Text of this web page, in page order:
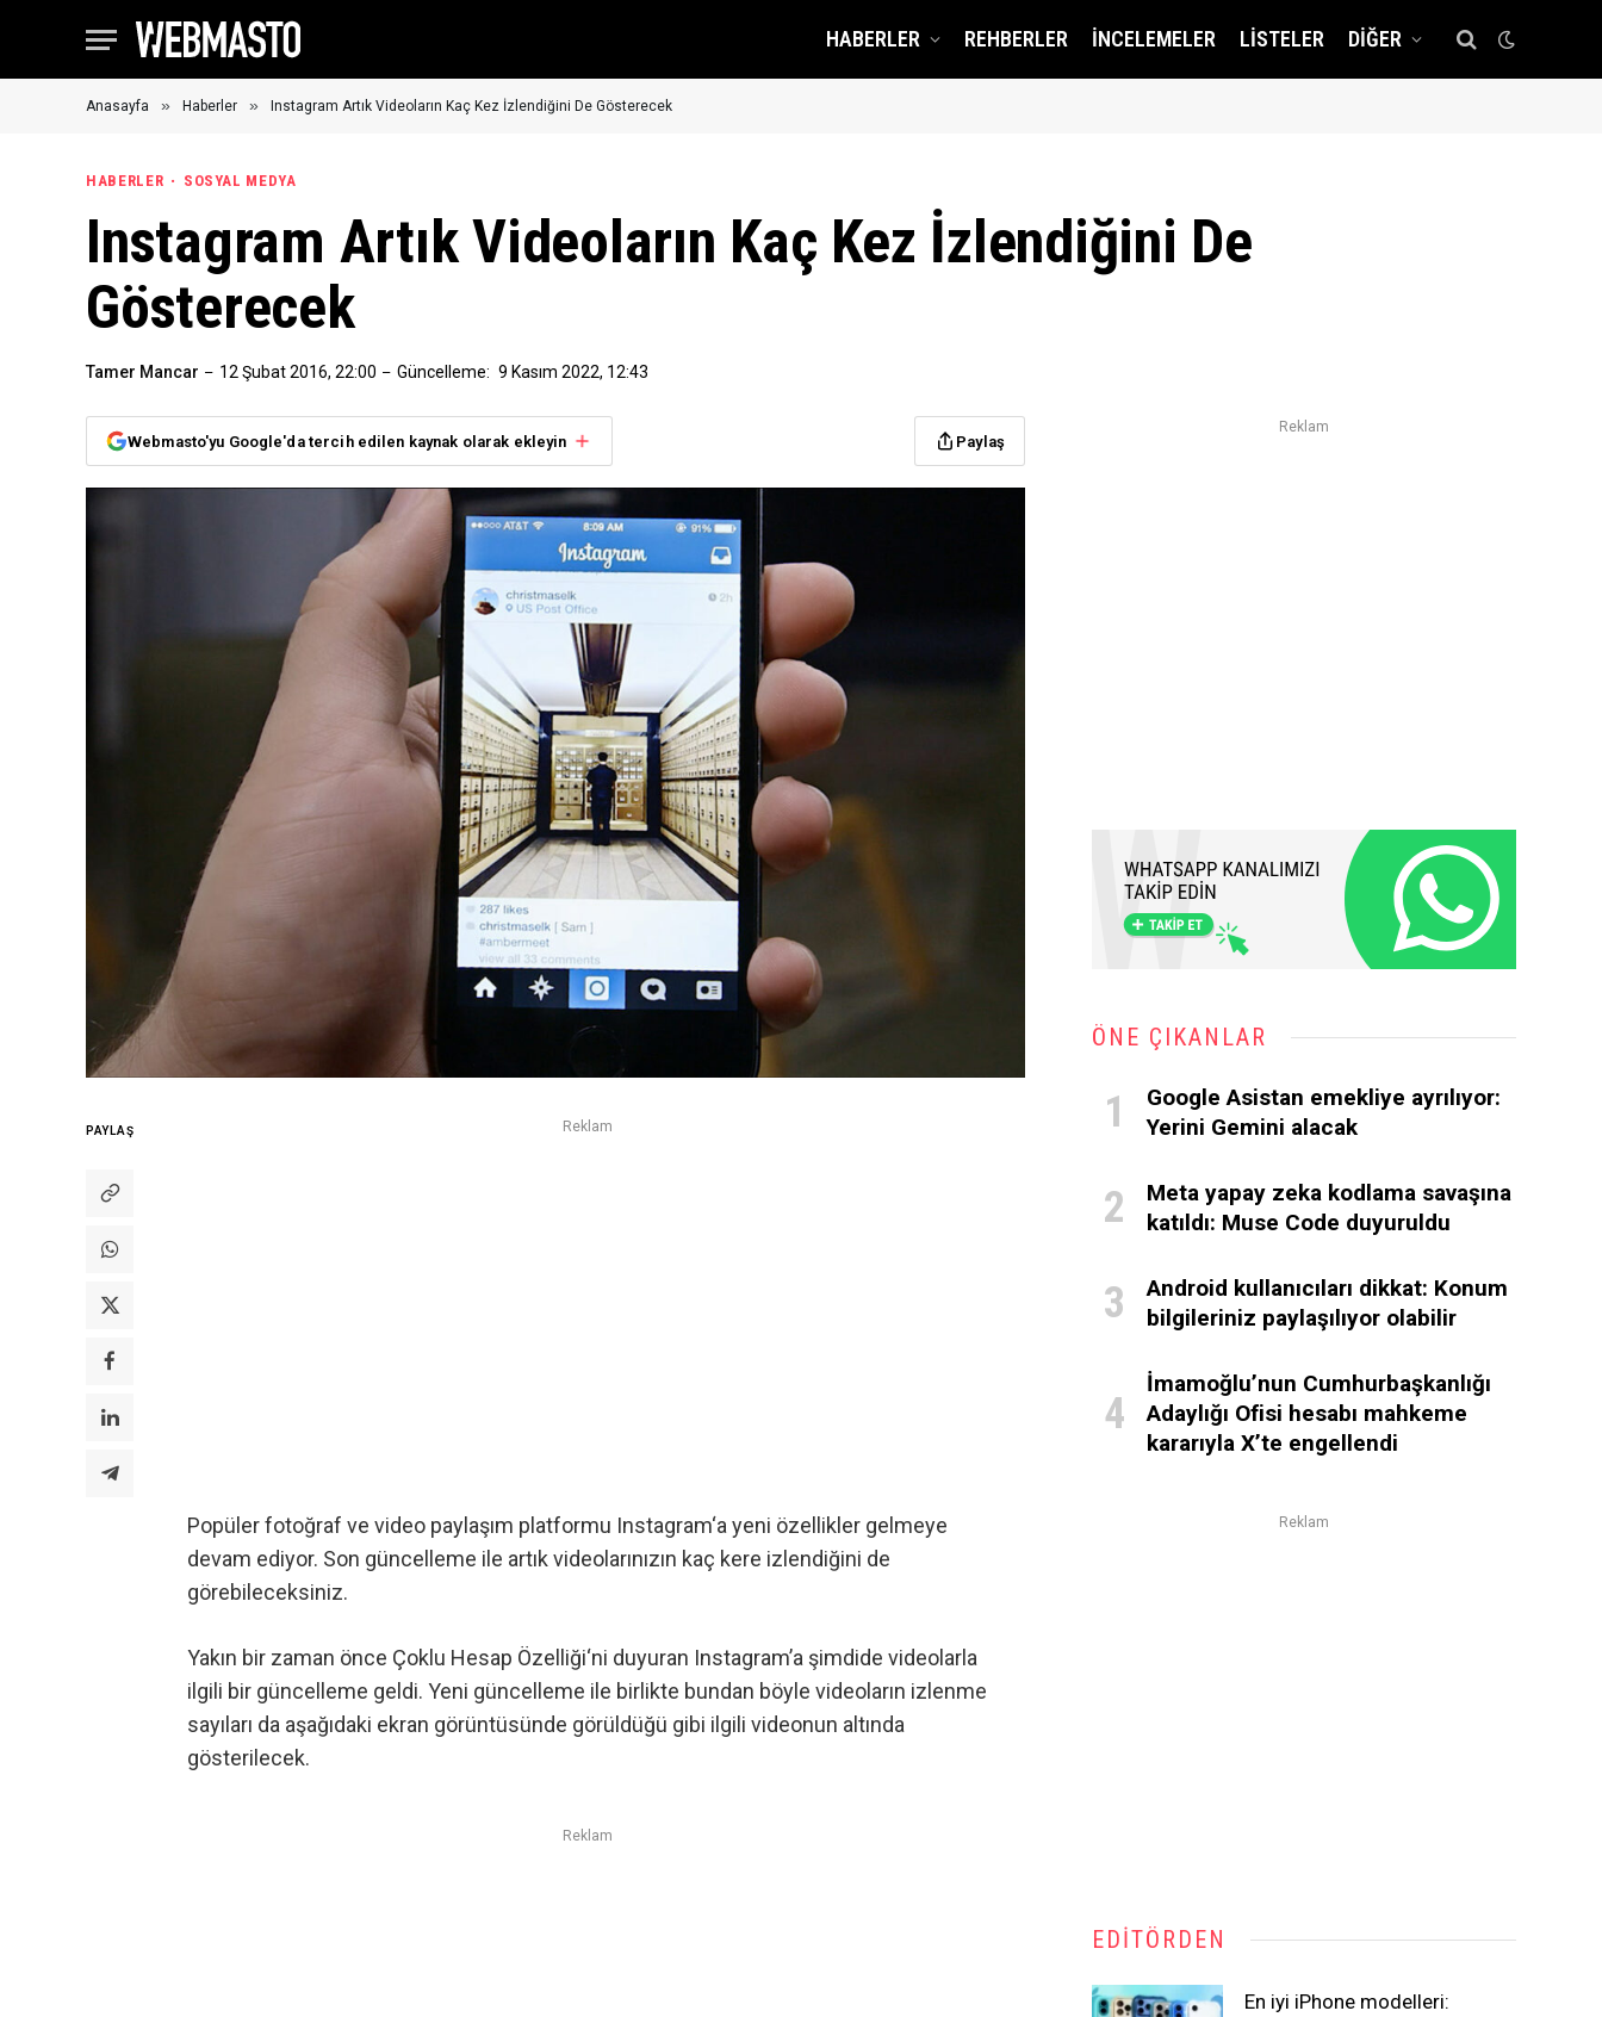
HABERLER REHBERLER İNCELEMELER LISTELER DIĞER
Anasayfa » Haberler » Instagram Artık Videoların Kaç Kez İzlendiğini De Gösterecek
HABERLER SOSYAL MEDYA
Instagram Artık Videoların Kaç Kez İzlendiğini De
Gösterecek
Tamer Mancar 12 Şubat 2016, 22:00 Güncelleme: 9 Kasım 2022, 12:43
Webmasto'yu Google'da tercih edilen kaynak olarak ekleyin Paylaş
PAYLAŞ Reklam
Popüler fotoğraf ve video paylaşım platformu Instagram‘a yeni özellikler gelmeye
devam ediyor. Son güncelleme ile artık videolarınızın kaç kere izlendiğini de
görebileceksiniz.
Yakın bir zaman önce Çoklu Hesap Özelliği‘ni duyuran Instagram’a şimdide videolarla
ilgili bir güncelleme geldi. Yeni güncelleme ile birlikte bundan böyle videoların izlenme
sayıları da aşağıdaki ekran görüntüsünde görüldüğü gibi ilgili videonun altında
gösterilecek.
Reklam
Reklam
ÖNE ÇIKANLAR
Google Asistan emekliye ayrılıyor:
Yerini Gemini alacak
Meta yapay zeka kodlama savaşına
katıldı: Muse Code duyuruldu
Android kullanıcıları dikkat: Konum
bilgileriniz paylaşılıyor olabilir
İmamoğlu’nun Cumhurbaşkanlığı
Adaylığı Ofisi hesabı mahkeme
kararıyla X’te engellendi
Reklam
EDITÖRDEN
En iyi iPhone modelleri: